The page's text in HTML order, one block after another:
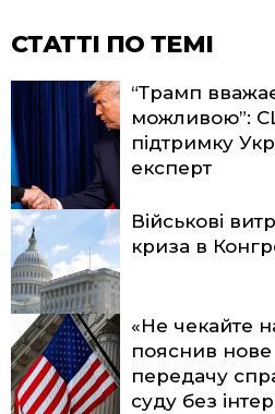
СТАТТІ ПО ТЕМІ
“Трамп
можливою”:
підтримку
експерт
Військові
криза в
«Не чекайте
пояснив
передачу
суду без